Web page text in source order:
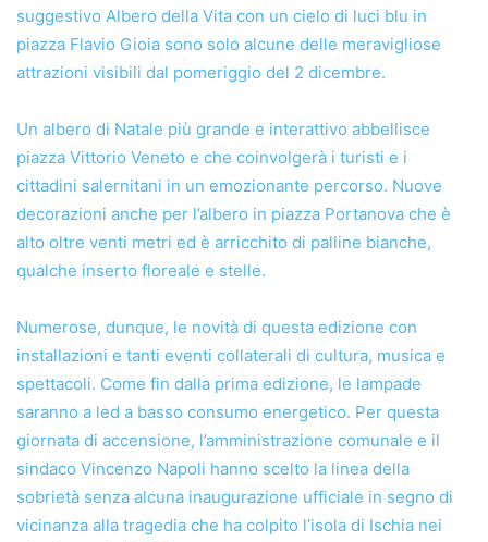
suggestivo Albero della Vita con un cielo di luci blu in
piazza Flavio Gioia sono solo alcune delle meravigliose
attrazioni visibili dal pomeriggio del 2 dicembre.
Un albero di Natale più grande e interattivo abbellisce
piazza Vittorio Veneto e che coinvolgerà i turisti e i
cittadini salernitani in un emozionante percorso. Nuove
decorazioni anche per l’albero in piazza Portanova che è
alto oltre venti metri ed è arricchito di palline bianche,
qualche inserto floreale e stelle.
Numerose, dunque, le novità di questa edizione con
installazioni e tanti eventi collaterali di cultura, musica e
spettacoli. Come fin dalla prima edizione, le lampade
saranno a led a basso consumo energetico. Per questa
giornata di accensione, l’amministrazione comunale e il
sindaco Vincenzo Napoli hanno scelto la linea della
sobrietà senza alcuna inaugurazione ufficiale in segno di
vicinanza alla tragedia che ha colpito l’isola di Ischia nei